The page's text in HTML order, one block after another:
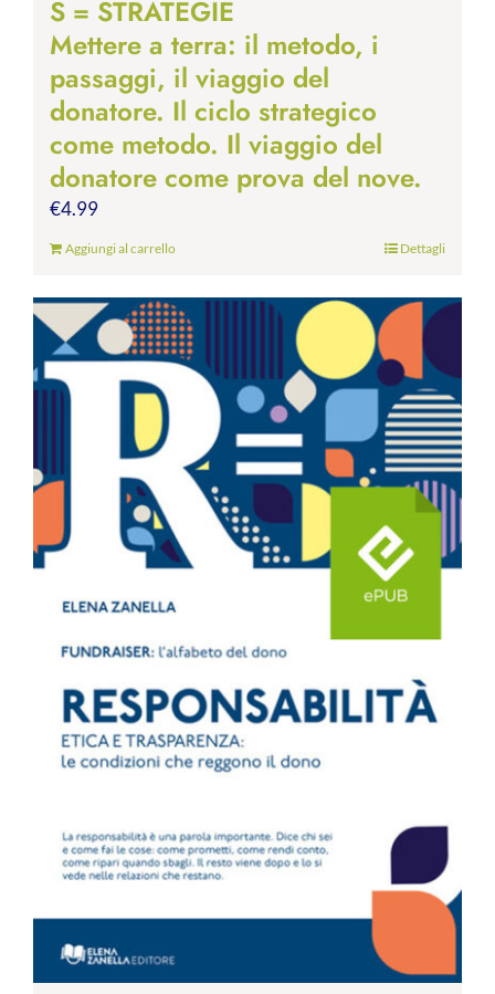
S = STRATEGIE
Mettere a terra: il metodo, i
passaggi, il viaggio del
donatore. Il ciclo strategico
come metodo. Il viaggio del
donatore come prova del nove.
€4.99
Aggiungi al carrello Dettagli